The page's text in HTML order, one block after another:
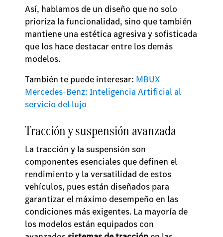
Así, hablamos de un diseño que no solo
prioriza la funcionalidad, sino que también
mantiene una estética agresiva y sofisticada
que los hace destacar entre los demás
modelos.
También te puede interesar: MBUX
Mercedes-Benz: Inteligencia Artificial al
servicio del lujo
Tracción y suspensión avanzada
La tracción y la suspensión son
componentes esenciales que definen el
rendimiento y la versatilidad de estos
vehículos, pues están diseñados para
garantizar el máximo desempeño en las
condiciones más exigentes. La mayoría de
los modelos están equipados con